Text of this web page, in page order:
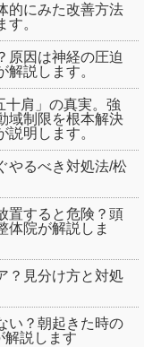
的にみた改善方法
。
原因は神経の圧迫
説します。
十肩」の真実。強
域制限を根本解決
明します。
やるべき対処法/松
置すると危険？頭
体院が解説しま
？見分け方と対処
い？朝起きた時の
解説します